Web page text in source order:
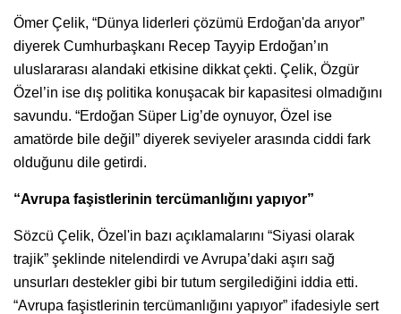
Ömer Çelik, “Dünya liderleri çözümü Erdoğan'da arıyor”
diyerek Cumhurbaşkanı Recep Tayyip Erdoğan’ın
uluslararası alandaki etkisine dikkat çekti. Çelik, Özgür
Özel’in ise dış politika konuşacak bir kapasitesi olmadığını
savundu. “Erdoğan Süper Lig’de oynuyor, Özel ise
amatörde bile değil” diyerek seviyeler arasında ciddi fark
olduğunu dile getirdi.
“Avrupa faşistlerinin tercümanlığını yapıyor”
Sözcü Çelik, Özel'in bazı açıklamalarını “Siyasi olarak
trajik” şeklinde nitelendirdi ve Avrupa’daki aşırı sağ
unsurları destekler gibi bir tutum sergilediğini iddia etti.
“Avrupa faşistlerinin tercümanlığını yapıyor” ifadesiyle sert